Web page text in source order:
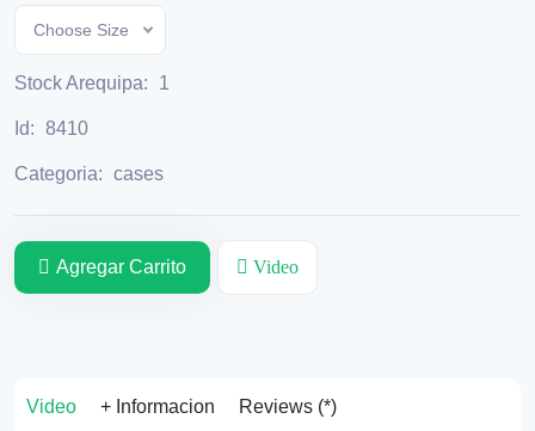
Choose Size
Stock Arequipa: 1
Id: 8410
Categoria: cases
Agregar Carrito Video
Video + Informacion Reviews (*)